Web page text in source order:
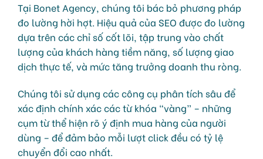
Tại Bonet Agency, chúng tôi bác bỏ phương pháp
đo lường hời hợt. Hiệu quả của SEO được đo lường
dựa trên các chỉ số cốt lõi, tập trung vào chất
lượng của khách hàng tiềm năng, số lượng giao
dịch thực tế, và mức tăng trưởng doanh thu ròng.
Chúng tôi sử dụng các công cụ phân tích sâu để
xác định chính xác các từ khóa “vàng” – những
cụm từ thể hiện rõ ý định mua hàng của người
dùng – để đảm bảo mỗi lượt click đều có tỷ lệ
chuyển đổi cao nhất.